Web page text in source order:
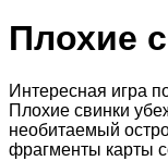
Плохие
Интересная игра
Плохие свинки
необитаемый
фрагменты карты